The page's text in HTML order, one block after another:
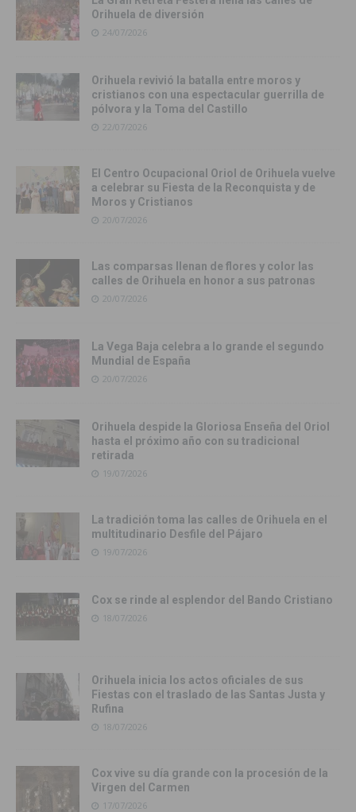
Orihuela de diversión
24/07/2026
Orihuela revivió la batalla entre moros y
cristianos con una espectacular guerrilla de
pólvora y la Toma del Castillo
22/07/2026
El Centro Ocupacional Oriol de Orihuela vuelve
a celebrar su Fiesta de la Reconquista y de
Moros y Cristianos
20/07/2026
Las comparsas llenan de flores y color las
calles de Orihuela en honor a sus patronas
20/07/2026
La Vega Baja celebra a lo grande el segundo
Mundial de España
20/07/2026
Orihuela despide la Gloriosa Enseña del Oriol
hasta el próximo año con su tradicional
retirada
19/07/2026
La tradición toma las calles de Orihuela en el
multitudinario Desfile del Pájaro
19/07/2026
Cox se rinde al esplendor del Bando Cristiano
18/07/2026
Orihuela inicia los actos oficiales de sus
Fiestas con el traslado de las Santas Justa y
Rufina
18/07/2026
Cox vive su día grande con la procesión de la
Virgen del Carmen
17/07/2026